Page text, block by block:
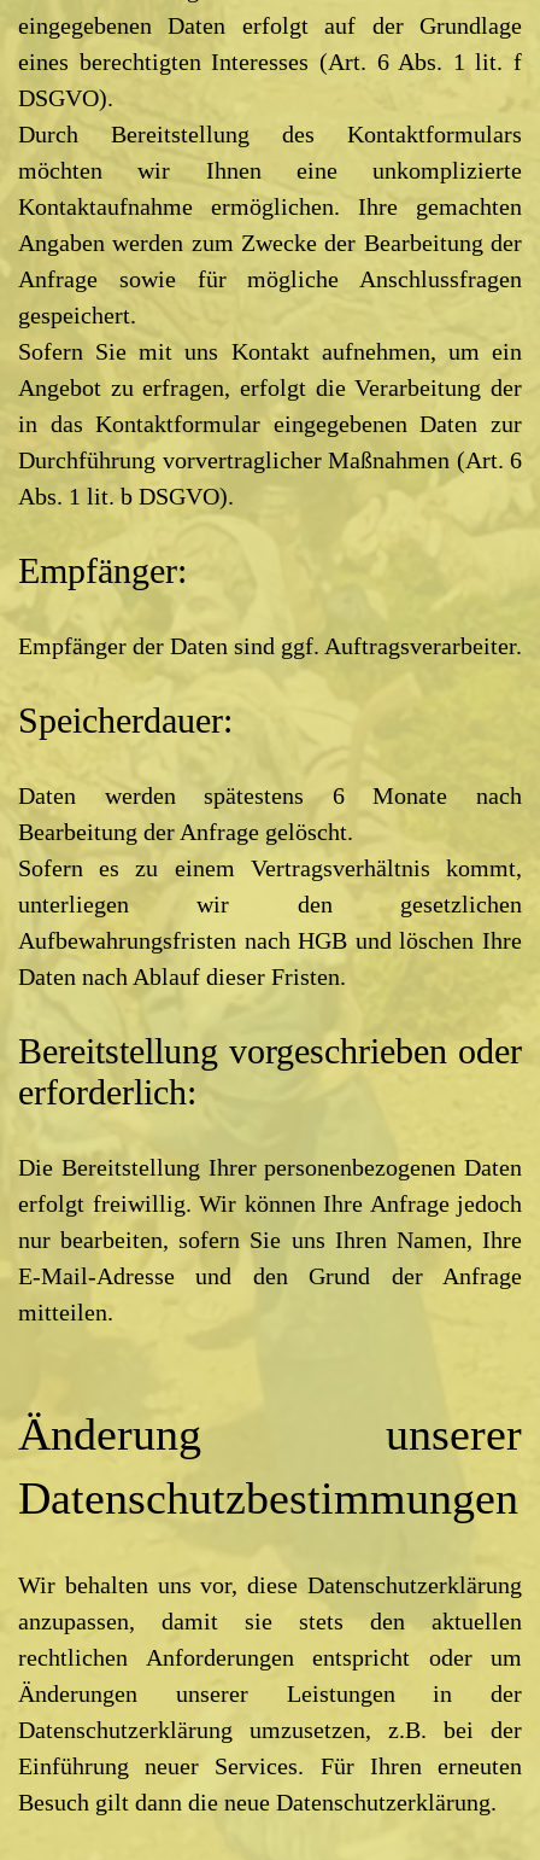
eingegebenen Daten erfolgt auf der Grundlage
eines berechtigten Interesses (Art. 6 Abs. 1 lit. f
DSGVO).
Durch Bereitstellung des Kontaktformulars
möchten wir Ihnen eine unkomplizierte
Kontaktaufnahme ermöglichen. Ihre gemachten
Angaben werden zum Zwecke der Bearbeitung der
Anfrage sowie für mögliche Anschlussfragen
gespeichert.
Sofern Sie mit uns Kontakt aufnehmen, um ein
Angebot zu erfragen, erfolgt die Verarbeitung der
in das Kontaktformular eingegebenen Daten zur
Durchführung vorvertraglicher Maßnahmen (Art. 6
Abs. 1 lit. b DSGVO).
Empfänger:
Empfänger der Daten sind ggf. Auftragsverarbeiter.
Speicherdauer:
Daten werden spätestens 6 Monate nach
Bearbeitung der Anfrage gelöscht.
Sofern es zu einem Vertragsverhältnis kommt,
unterliegen wir den gesetzlichen
Aufbewahrungsfristen nach HGB und löschen Ihre
Daten nach Ablauf dieser Fristen.
Bereitstellung vorgeschrieben oder
erforderlich:
Die Bereitstellung Ihrer personenbezogenen Daten
erfolgt freiwillig. Wir können Ihre Anfrage jedoch
nur bearbeiten, sofern Sie uns Ihren Namen, Ihre
E-Mail-Adresse und den Grund der Anfrage
mitteilen.
Änderung unserer
Datenschutzbestimmungen
Wir behalten uns vor, diese Datenschutzerklärung
anzupassen, damit sie stets den aktuellen
rechtlichen Anforderungen entspricht oder um
Änderungen unserer Leistungen in der
Datenschutzerklärung umzusetzen, z.B. bei der
Einführung neuer Services. Für Ihren erneuten
Besuch gilt dann die neue Datenschutzerklärung.